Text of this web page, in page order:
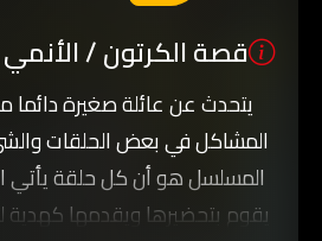
قصة الكرتون / الأنمي
يتحدث عن عائلة صغيرة
المشاكل في بعض الحلقات
المسلسل هو أن كل حلقة يأتي
يقوم بتحضيرها ويقدمها كهدية